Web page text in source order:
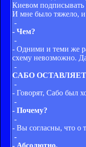
Киевом подписывать
И мне было тяжело, и
-
- Чем?
-
- Одними и теми же
схему невозможно.
-
САБО
-
- Говорят, Сабо был
-
- Почему?
-
- Вы согласны, что о
-
- Абсолютно.